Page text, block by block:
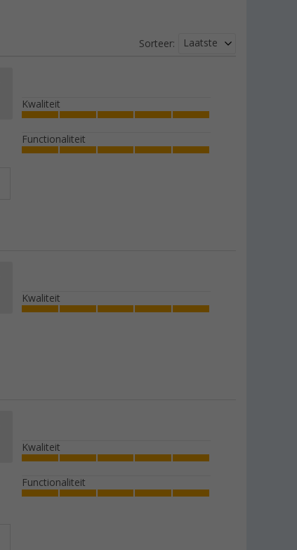
Sorteer: Laatste
Kwaliteit
Functionaliteit
Kwaliteit
Kwaliteit
Functionaliteit